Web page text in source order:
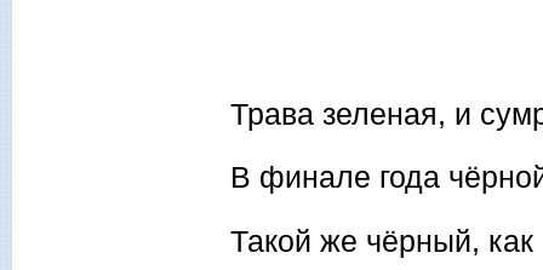
Трава зеленая, и
В финале года
Такой же чёрный,